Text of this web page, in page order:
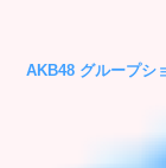
AKB48 グループシ